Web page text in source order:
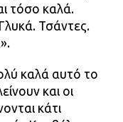
τόσο καλά.
Τσάντες.
καλά αυτό το
και οι
κάτι